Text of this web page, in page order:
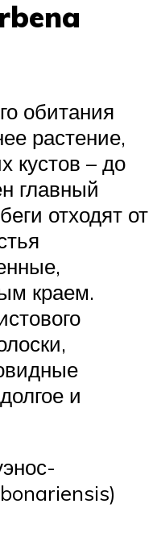
обитания
растение,
кустов – до
главный
отходят от
краем.
и